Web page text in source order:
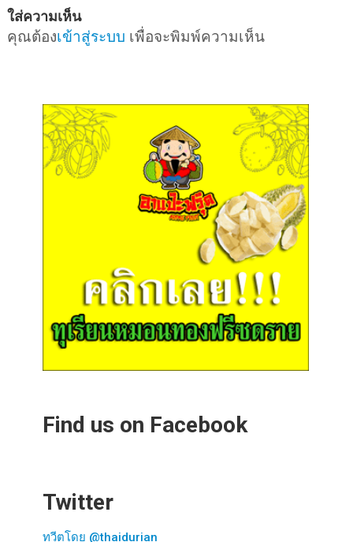
ใส่ความเห็น
คุณต้องเข้าสู่ระบบ เพื่อจะพิมพ์ความเห็น
Find us on Facebook
Twitter
ทวีตโดย @thaidurian